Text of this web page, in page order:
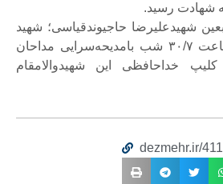
شهادت رسید.
شهیدعلیرضا حاجیوندقیاسی؛ شهید
گرانقدر مدافع حرم ساعت ۳۰/۷ شب بامدیحه‌سرایی مداحان
خداحافظی این شهیدوالامقام
dezmehr.ir/